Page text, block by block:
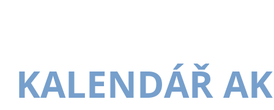
KALENDÁŘ